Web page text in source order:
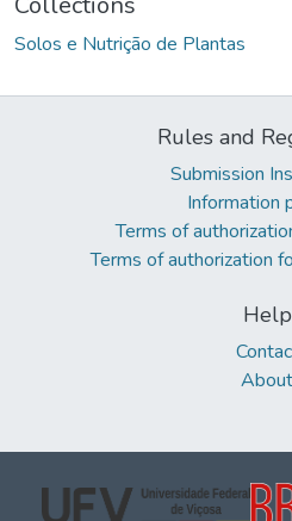
Solos e Nutrição de Plantas
Rules and
Submission
Information
Terms of
Terms of authorization
Help
About